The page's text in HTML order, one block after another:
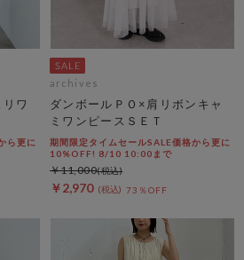
ワ
ら更に
archives
ダンボールＰＯ×肩リボンキャ
ミワンピースＳＥＴ
期間限定タイムセールSALE価格から更に
10%OFF! 8/10 10:00まで
￥2,970 73％OFF
￥11,000